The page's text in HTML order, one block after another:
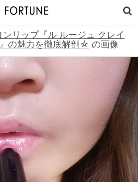
リップ『ル ルージュ クレイ
の魅力を徹底解剖☆ の画像